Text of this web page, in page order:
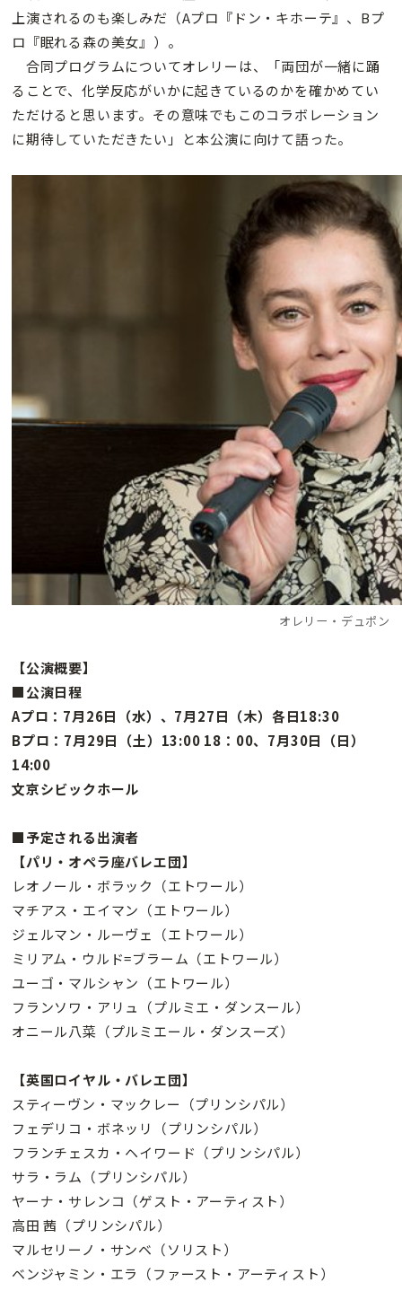
上演されるのも楽しみだ（Aプロ『ドン・キホーテ』、Bプ
ロ『眠れる森の美女』）。
合同プログラムについてオレリーは、「両団が一緒に踊
ることで、化学反応がいかに起きているのかを確かめてい
ただけると思います。その意味でもこのコラボレーション
に期待していただきたい」と本公演に向けて語った。
オレリー・デュポン
【公演概要】
■公演日程
Aプロ：7月26日（水）、7月27日（木）各日18:30
Bプロ：7月29日（土）13:00 18：00、7月30日（日）
14:00
文京シビックホール
■予定される出演者
【パリ・オペラ座バレエ団】
レオノール・ボラック（エトワール）
マチアス・エイマン（エトワール）
ジェルマン・ルーヴェ（エトワール）
ミリアム・ウルド=ブラーム（エトワール）
ユーゴ・マルシャン（エトワール）
フランソワ・アリュ（プルミエ・ダンスール）
オニール八菜（プルミエール・ダンスーズ）
【英国ロイヤル・バレエ団】
スティーヴン・マックレー（プリンシパル）
フェデリコ・ボネッリ（プリンシパル）
フランチェスカ・ヘイワード（プリンシパル）
サラ・ラム（プリンシパル）
ヤーナ・サレンコ（ゲスト・アーティスト）
高田 茜（プリンシパル）
マルセリーノ・サンベ（ソリスト）
ベンジャミン・エラ（ファースト・アーティスト）